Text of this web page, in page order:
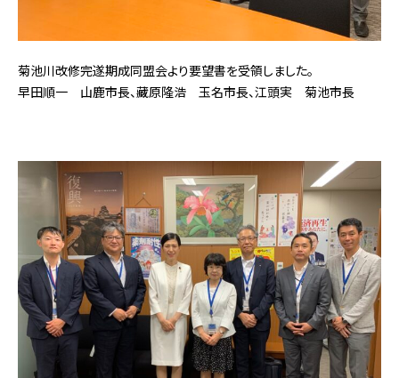
菊池川改修完遂期成同盟会より要望書を受領しました。
早田順一 山鹿市長、藏原隆浩 玉名市長、江頭実 菊池市長